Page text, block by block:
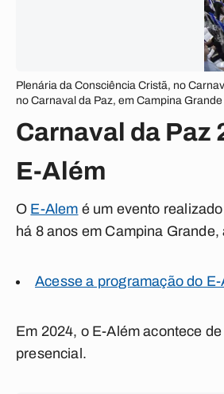
Plenária da Consciência Cristã, no
no Carnaval da Paz, em Campina
Carnaval da Paz
E-Além
O E-Alem é um evento
há 8 anos em Campina
Acesse a programação do
Em 2024, o E-Além acontece
presencial.